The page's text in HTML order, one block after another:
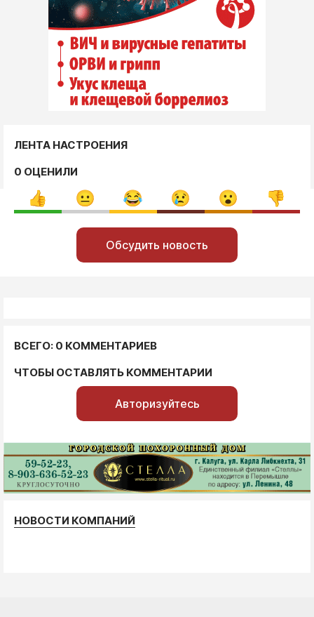
ЛЕНТА НАСТРОЕНИЯ
0 ОЦЕНИЛИ
Обсудить новость
ВСЕГО: 0 КОММЕНТАРИЕВ
ЧТОБЫ ОСТАВЛЯТЬ КОММЕНТАРИИ
Авторизуйтесь
НОВОСТИ КОМПАНИЙ